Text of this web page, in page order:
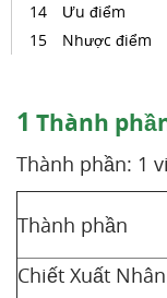
Ưu điểm
Nhược điểm
1 Thành
Thành phần: 1
Thành phần
Chiết Xuất